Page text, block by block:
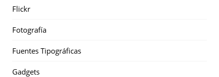
Flickr
Fotografía
Fuentes Tipográficas
Gadgets